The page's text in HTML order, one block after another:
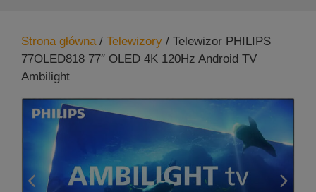
Strona główna/ Telewizory / Telewizor PHILIPS
77OLED818 77″ OLED 4K 120Hz Android TV
Ambilight